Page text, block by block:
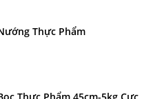
Thực Phẩm
Thực Phẩm 45cm-5kg Cực